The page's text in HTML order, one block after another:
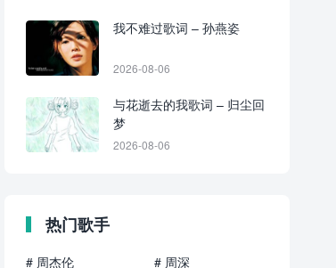
我不难过歌词 – 孙燕姿
2026-08-06
与花逝去的我歌词 – 归尘回
梦
2026-08-06
热门歌手
# 周杰伦
# 周深